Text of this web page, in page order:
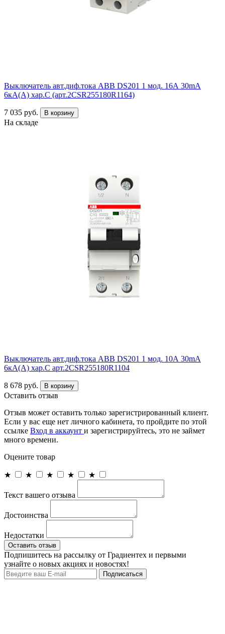
Выключатель авт.диф.тока ABB DS201 1 мод. 16А 30mA
6кА(А) хар.С (арт.2CSR255180R1164)
7 035 руб. В корзину
На складе
Выключатель авт.диф.тока ABB DS201 1 мод. 10А 30mA
6кА(А) хар.С арт.2CSR255180R1104
8 678 руб. В корзину
Оставить отзыв
Отзыв может оставить только зарегистрированный клиент.
Если у вас еще нет личного кабинета, то пройдите по этой
ссылке Вход в аккаунт и зарегистрируйтесь, это не займет
много времени.
Оцените товар
★ ★ ★ ★ ★
Текст вашего отзыва
Достоинства
Недостатки
Оставить отзыв
Подпишитесь на рассылку от Градиентех и первыми
узнайте о новых акциях и новостях!
Подписаться